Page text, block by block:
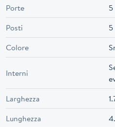
Porte
5
Posti
5
Colore
Interni
Larghezza
Lunghezza